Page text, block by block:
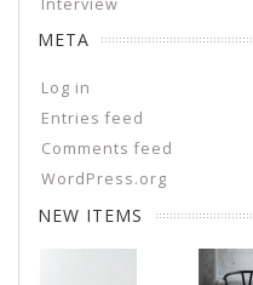
META
Log in
Entries feed
Comments feed
WordPress.org
NEW ITEMS